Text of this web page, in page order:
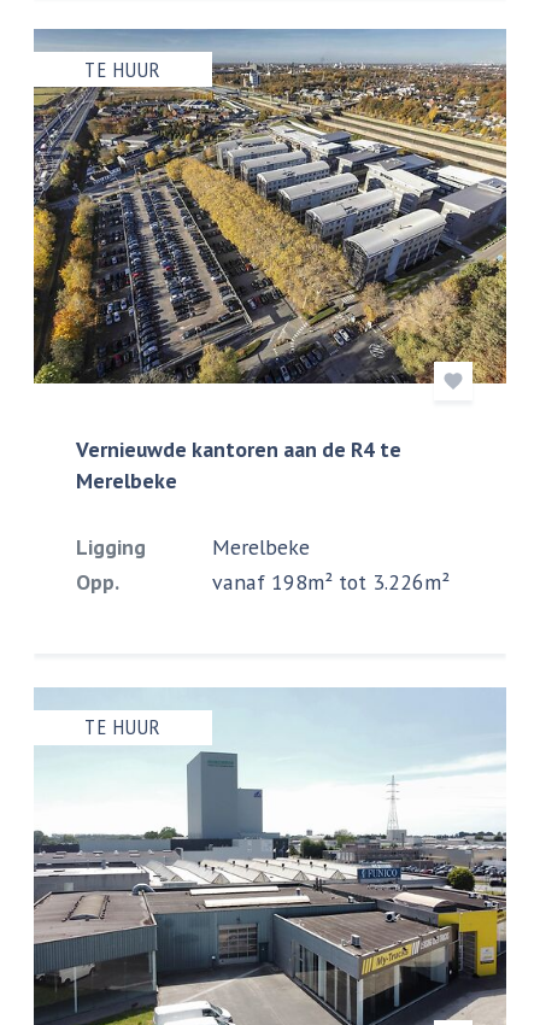
TE HUUR
Vernieuwde kantoren aan de R4 te
Merelbeke
Ligging
Merelbeke
Opp.
vanaf 198m² tot 3.226m²
TE HUUR